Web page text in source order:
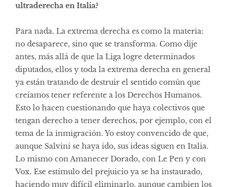
ultraderecha en Italia?
Para nada. La extrema derecha es como la materia:
no desaparece, sino que se transforma. Como dije
antes, más allá de que la Liga logre determinados
diputados, ellos y toda la extrema derecha en general
ya están tratando de destruir el sentido común que
creíamos tener referente a los Derechos Humanos.
Esto lo hacen cuestionando que haya colectivos que
tengan derecho a tener derechos, por ejemplo, con el
tema de la inmigración. Yo estoy convencido de que,
aunque Salvini se haya ido, sus ideas siguen en Italia.
Lo mismo con Amanecer Dorado, con Le Pen y con
Vox. Ese estímulo del prejuicio ya se ha instaurado,
haciendo muy difícil eliminarlo, aunque cambien los